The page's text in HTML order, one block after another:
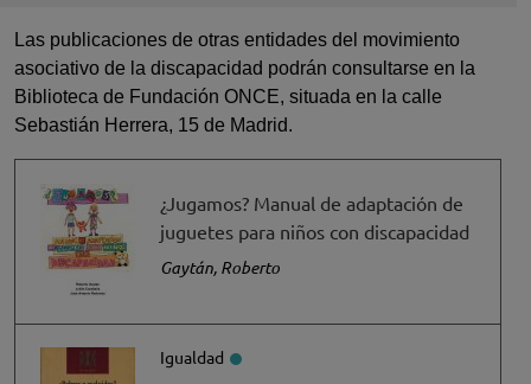
Las publicaciones de otras entidades del movimiento
asociativo de la discapacidad podrán consultarse en la
Biblioteca de Fundación ONCE, situada en la calle
Sebastián Herrera, 15 de Madrid.
¿Jugamos? Manual de adaptación de
juguetes para niños con discapacidad
Gaytán, Roberto
Igualdad